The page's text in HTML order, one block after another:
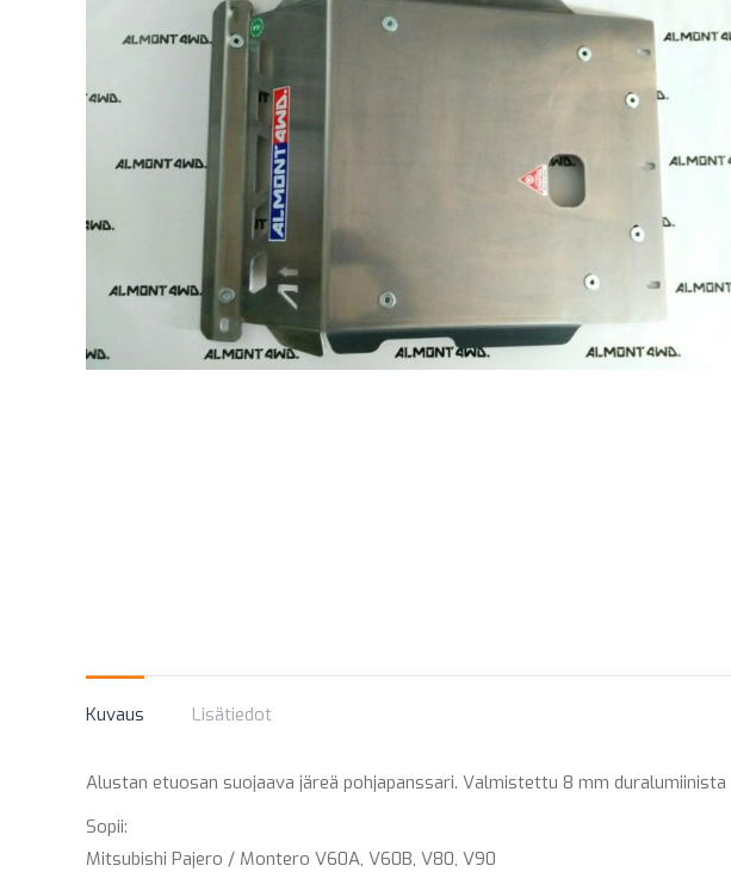
Kuvaus Lisätiedot
Alustan etuosan suojaava järeä pohjapanssari. Valmistettu 8 mm
Sopii:
Mitsubishi Pajero / Montero V60A, V60B, V80, V90